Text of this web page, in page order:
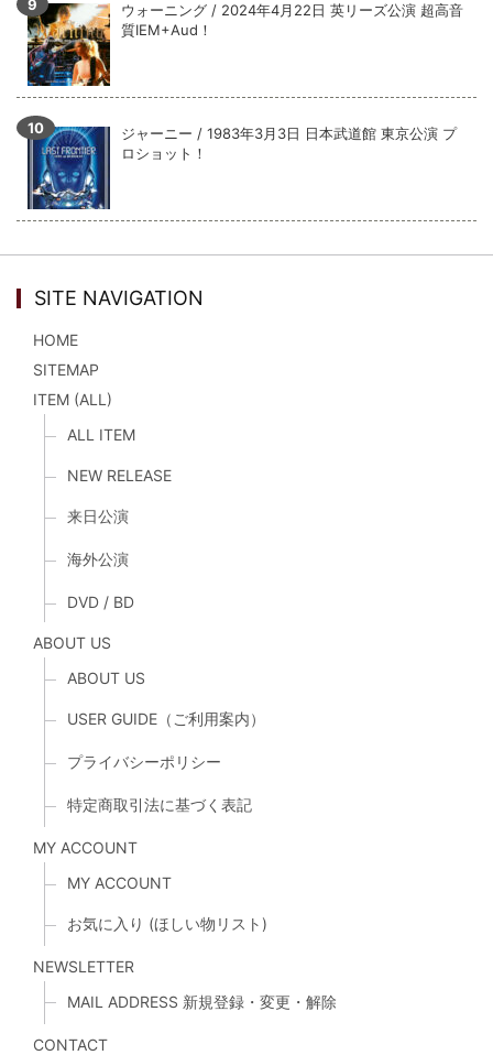
ウォーニング / 2024年4月22日 英リーズ公演 超高音
質IEM+Aud！
ジャーニー / 1983年3月3日 日本武道館 東京公演 プ
ロショット！
SITE NAVIGATION
HOME
SITEMAP
ITEM (ALL)
ALL ITEM
NEW RELEASE
来日公演
海外公演
DVD / BD
ABOUT US
ABOUT US
USER GUIDE（ご利用案内）
プライバシーポリシー
特定商取引法に基づく表記
MY ACCOUNT
MY ACCOUNT
お気に入り (ほしい物リスト)
NEWSLETTER
MAIL ADDRESS 新規登録・変更・解除
CONTACT